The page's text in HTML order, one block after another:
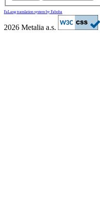
FaLang translation system by Faboba
2026 Metalia a.s.